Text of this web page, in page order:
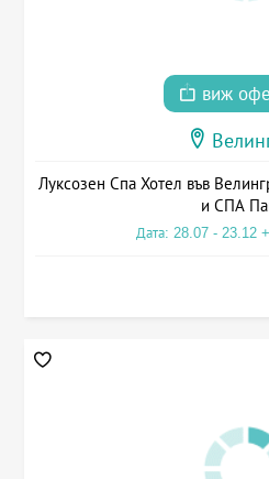
виж
Луксозен Спа Хотел във
и СПА
Дата: 28.07 - 23.12